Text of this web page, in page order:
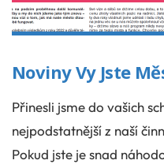
Noviny Vy Jste
Přinesli jsme do vašich
nejpodstatnější z naší
Pokud jste je snad